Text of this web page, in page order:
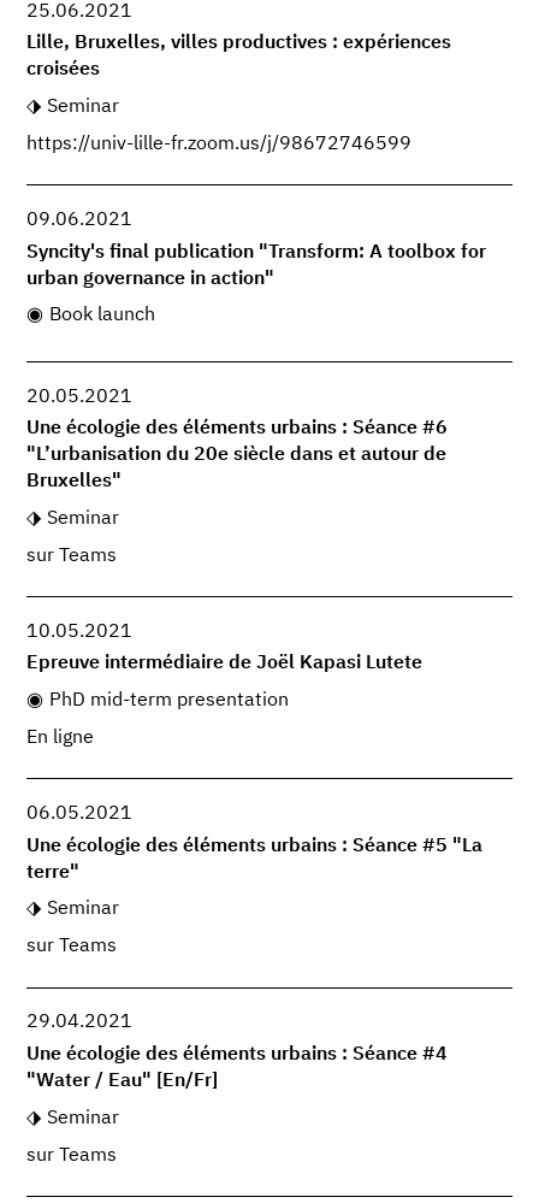
25.06.2021
Lille, Bruxelles, villes productives : expériences
croisées
Seminar
https://univ-lille-fr.zoom.us/j/98672746599
09.06.2021
Syncity's final publication "Transform: A toolbox for
urban governance in action"
Book launch
20.05.2021
Une écologie des éléments urbains : Séance #6
"L’urbanisation du 20e siècle dans et autour de
Bruxelles"
Seminar
sur Teams
10.05.2021
Epreuve intermédiaire de Joël Kapasi Lutete
PhD mid-term presentation
En ligne
06.05.2021
Une écologie des éléments urbains : Séance #5 "La
terre"
Seminar
sur Teams
29.04.2021
Une écologie des éléments urbains : Séance #4
"Water / Eau" [En/Fr]
Seminar
sur Teams